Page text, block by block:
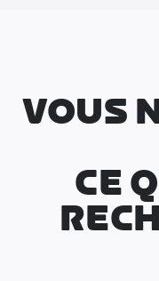
VOUS
CE